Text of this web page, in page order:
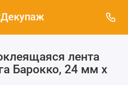
лента
Барокко, 24 мм х